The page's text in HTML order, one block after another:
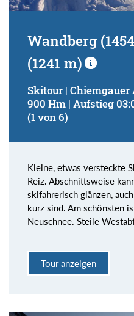
Wandberg
(1241 m)
Skitour |
900 Hm | Aufstieg
(1 von 6)
Kleine, etwas versteckte
Reiz. Abschnittsweise
skifahrerisch glänzen,
kurz sind. Am schönsten
Neuschnee. Steile
Tour anzeigen